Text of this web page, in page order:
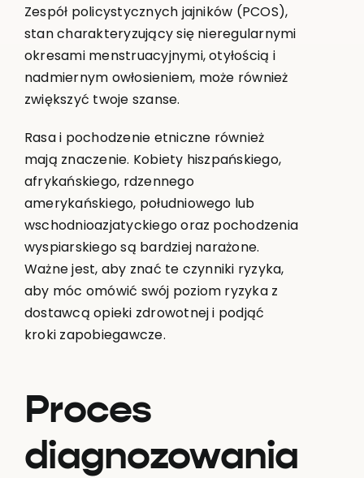
Zespół policystycznych jajników (PCOS),
stan charakteryzujący się nieregularnymi
okresami menstruacyjnymi, otyłością i
nadmiernym owłosieniem, może również
zwiększyć twoje szanse.
Rasa i pochodzenie etniczne również
mają znaczenie. Kobiety hiszpańskiego,
afrykańskiego, rdzennego
amerykańskiego, południowego lub
wschodnioazjatyckiego oraz pochodzenia
wyspiarskiego są bardziej narażone.
Ważne jest, aby znać te czynniki ryzyka,
aby móc omówić swój poziom ryzyka z
dostawcą opieki zdrowotnej i podjąć
kroki zapobiegawcze.
Proces
diagnozowania